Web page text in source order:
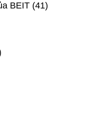
BEIT (41)